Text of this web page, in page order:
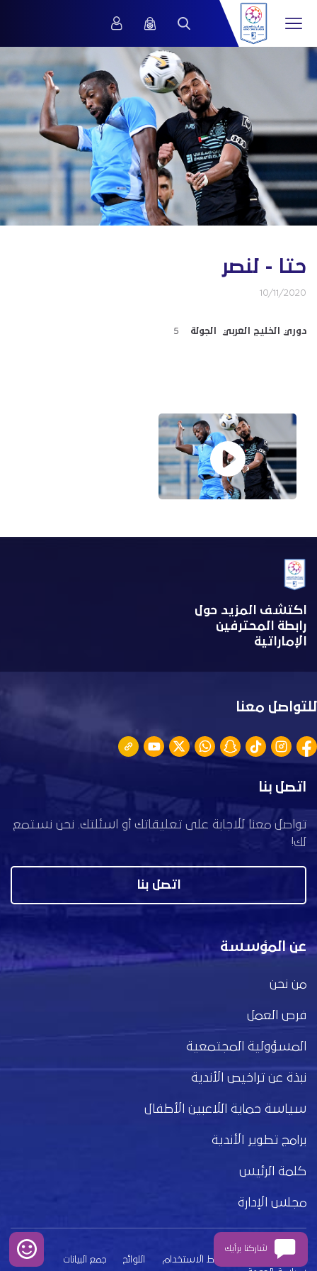
حتا - لنصر
10/11/2020
دوري الخليج العربي الجولة 5
اكتشف المزيد حول
رابطة المحترفين
الإماراتية
للتواصل معنا
اتصل بنا
تواصل معنا للاجابة على تعليقاتك أو اسئلتك. نحن نستمع
لك!
اتصل بنا
عن المؤسسة
من نحن
فرص العمل
المسؤولية المجتمعية
نبذة عن تراخيص الأندية
سياسة حماية اللاعبين الأطفال
برامج تطوير الأندية
كلمة الرئيس
مجلس الإدارة
بيان الخصوصية شروط الاستخدام اللوائح
جمع البيانات
شاركنا برأيك